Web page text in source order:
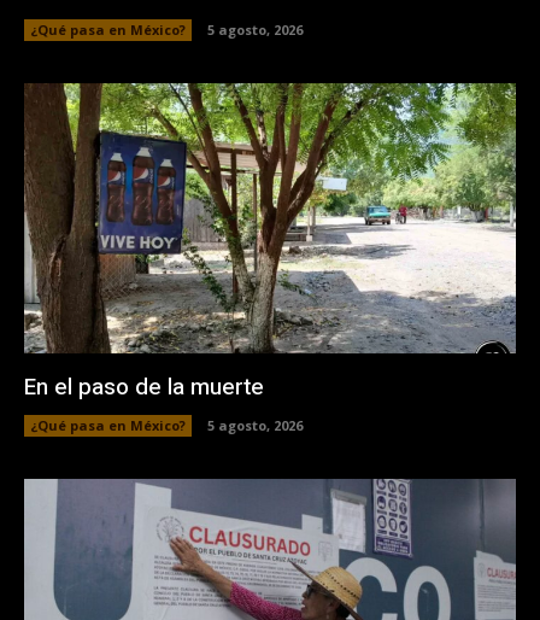
¿Qué pasa en México? 5 agosto, 2026
En el paso de la muerte
¿Qué pasa en México? 5 agosto, 2026